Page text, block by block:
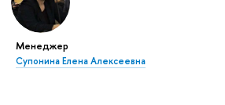
Менеджер
Супонина Елена Алексеевна